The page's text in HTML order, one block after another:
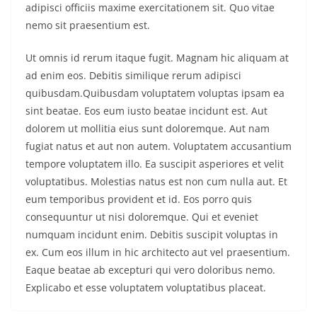
adipisci officiis maxime exercitationem sit. Quo vitae
nemo sit praesentium est.
Ut omnis id rerum itaque fugit. Magnam hic aliquam at
ad enim eos. Debitis similique rerum adipisci
quibusdam.Quibusdam voluptatem voluptas ipsam ea
sint beatae. Eos eum iusto beatae incidunt est. Aut
dolorem ut mollitia eius sunt doloremque. Aut nam
fugiat natus et aut non autem. Voluptatem accusantium
tempore voluptatem illo. Ea suscipit asperiores et velit
voluptatibus. Molestias natus est non cum nulla aut. Et
eum temporibus provident et id. Eos porro quis
consequuntur ut nisi doloremque. Qui et eveniet
numquam incidunt enim. Debitis suscipit voluptas in
ex. Cum eos illum in hic architecto aut vel praesentium.
Eaque beatae ab excepturi qui vero doloribus nemo.
Explicabo et esse voluptatem voluptatibus placeat.